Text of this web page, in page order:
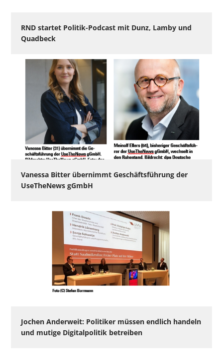
RND startet Politik-Podcast mit Dunz, Lamby und
Quadbeck
Vanessa Bitter übernimmt Geschäftsführung der
UseTheNews gGmbH
Jochen Anderweit: Politiker müssen endlich handeln
und mutige Digitalpolitik betreiben